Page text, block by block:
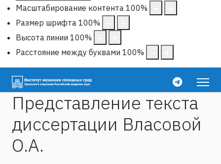
Масштабирование контента 100%
Размер шрифта 100%
Высота линии 100%
Расстояние между буквами 100%
Представление текста
диссертации Власовой
О.А.